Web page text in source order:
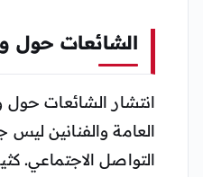
الشائعات حول
انتشار الشائعات
العامة والفنانين
التواصل الاجتماعي.